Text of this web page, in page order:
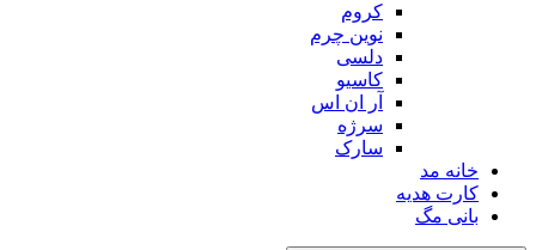
کروم
نوین چرم
دلسی
کاسیو
آر ان اس
سرژه
سارک
خانه مد
کارت هدیه
بانی مگ